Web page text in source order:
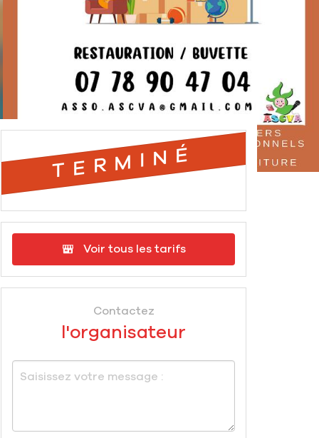
TERMINÉ
Voir tous les tarifs
Contactez
l'organisateur